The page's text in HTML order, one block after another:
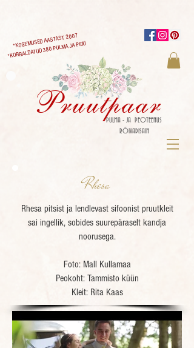
Pruutpaar
PULMA - JA PEOTEENUS
RÕIVADISAIN
*KOGEMUSED AASTAST 2007
*KORRALDATUD 380 PULMA JA PIDU
Rhesa
Rhesapitsist ja lendlevast sifoonist pruutkleit
sai ingellik, sobides suurepäraselt kandja
noorusega.
Foto: Mall Kullamaa
Peokoht: Tammisto küün
Kleit: Rita Kaas